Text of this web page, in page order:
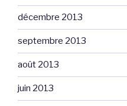
décembre 2013
septembre 2013
août 2013
juin 2013